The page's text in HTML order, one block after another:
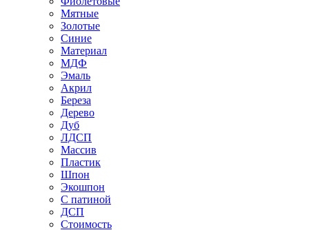
Мятные
Золотые
Синие
Материал
МДФ
Эмаль
Акрил
Береза
Дерево
Дуб
ЛДСП
Массив
Пластик
Шпон
Экошпон
С патиной
ДСП
Стоимость